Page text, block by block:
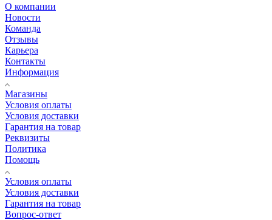
О компании
Новости
Команда
Отзывы
Карьера
Контакты
Информация
Магазины
Условия оплаты
Условия доставки
Гарантия на товар
Реквизиты
Политика
Помощь
Условия оплаты
Условия доставки
Гарантия на товар
Вопрос-ответ